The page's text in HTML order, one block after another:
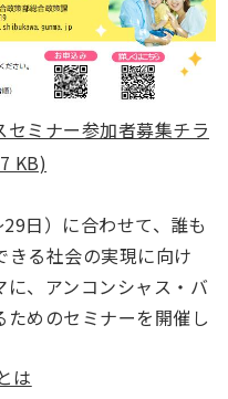
ミナー参加者募集チラ
KB)
日）に合わせて、誰も
る社会の実現に向け
、アンコンシャス・バ
めのセミナーを開催し
は